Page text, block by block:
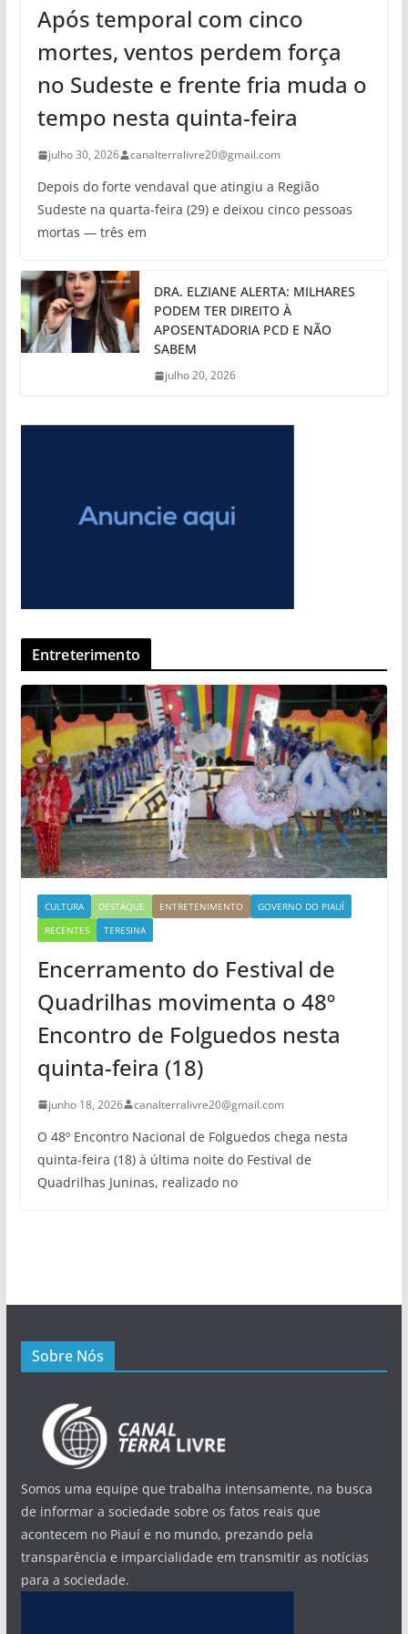
Após temporal com cinco
mortes, ventos perdem força
no Sudeste e frente fria muda o
tempo nesta quinta-feira
julho 30, 2026 canalterralivre20@gmail.com
Depois do forte vendaval que atingiu a Região
Sudeste na quarta-feira (29) e deixou cinco pessoas
mortas — três em
DRA. ELZIANE ALERTA: MILHARES
PODEM TER DIREITO À
APOSENTADORIA PCD E NÃO
SABEM
julho 20, 2026
Entreterimento
CULTURA DESTAQUE ENTRETENIMENTO
GOVERNO DO PIAUÍ
RECENTES
TERESINA
Encerramento do Festival de
Quadrilhas movimenta o 48º
Encontro de Folguedos nesta
quinta-feira (18)
junho 18, 2026 canalterralivre20@gmail.com
O 48º Encontro Nacional de Folguedos chega nesta
quinta-feira (18) à última noite do Festival de
Quadrilhas Juninas, realizado no
Sobre Nós
Somos uma equipe que trabalha intensamente, na busca
de informar a sociedade sobre os fatos reais que
acontecem no Piauí e no mundo, prezando pela
transparência e imparcialidade em transmitir as notícias
para a sociedade.